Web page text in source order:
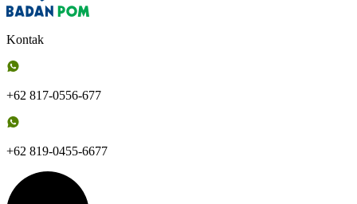
Kontak
+62 817-0556-677
+62 819-0455-6677